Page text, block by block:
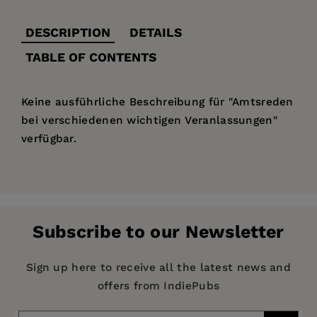
DESCRIPTION
DETAILS
TABLE OF CONTENTS
Keine ausführliche Beschreibung für "Amtsreden
bei verschiedenen wichtigen Veranlassungen"
verfügbar.
Imprint: De Gruyter
Publication Date: 01 April 1804
9783111116129
Subscribe to our Newsletter
Sign up here to receive all the latest news and
offers from IndiePubs